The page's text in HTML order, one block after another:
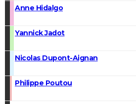
Anne Hidalgo
Yannick Jadot
Nicolas Dupont-Aignan
Philippe Poutou